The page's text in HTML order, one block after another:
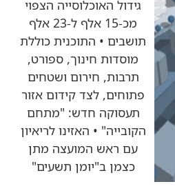
גידול האוכלוסייה הצפוי
מכ-15 אלף ל-23 אלף
תושבים • התוכנית כוללת
מוסדות חינוך, ספורט,
תרבות, חירום ושטחים
פתוחים, לצד קידום אזור
תעסוקה חדש: "מתחם
הקובייה" • האזינו לריאיון
עם ראש המועצה מתן
כצמן ב"יומן תשעים"